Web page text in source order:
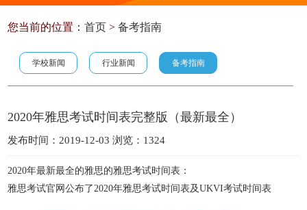
您当前的位置：首页 >备考指南
学校新闻 行业新闻 备考指南
2020年雅思考试时间表完整版（最新最全）
发布时间：2019-12-03 浏览：1324
2020年最新最全的雅思的雅思考试时间表：
雅思考试官网公布了2020年雅思考试时间表及UKVI考试时间表